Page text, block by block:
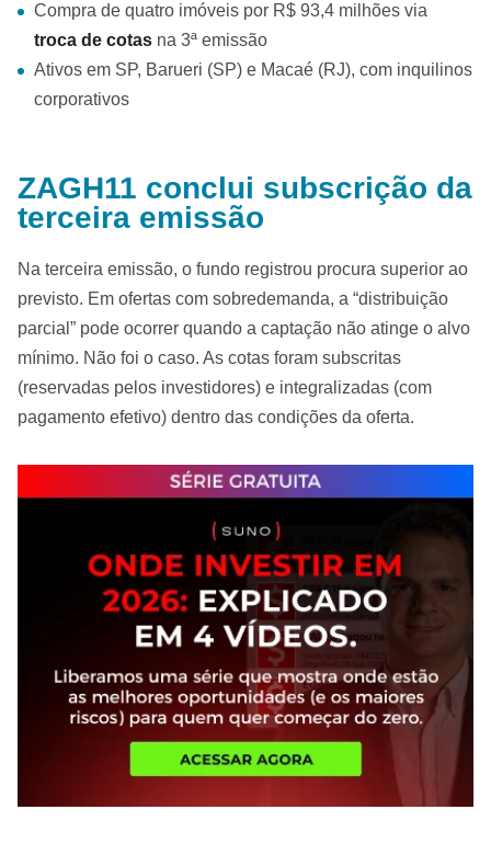
Compra de quatro imóveis por R$ 93,4 milhões via
troca de cotas na 3ª emissão
Ativos em SP, Barueri (SP) e Macaé (RJ), com inquilinos
corporativos
ZAGH11 conclui subscrição da
terceira emissão
Na terceira emissão, o fundo registrou procura superior ao
previsto. Em ofertas com sobredemanda, a “distribuição
parcial” pode ocorrer quando a captação não atinge o alvo
mínimo. Não foi o caso. As cotas foram subscritas
(reservadas pelos investidores) e integralizadas (com
pagamento efetivo) dentro das condições da oferta.